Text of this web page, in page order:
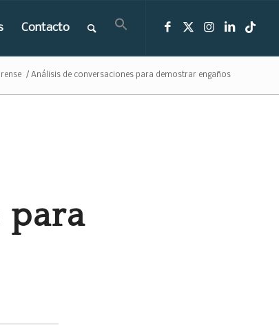
Contacto
/ Análisis de conversaciones para demostrar engaños
para